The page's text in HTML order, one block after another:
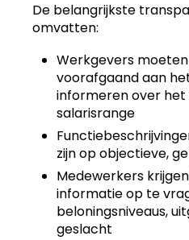
De belangrijkste
omvatten:
Werkgevers
voorafgaand aan
informeren over het
salarisrange
zijn op objectieve,
Medewerkers
informatie op te
beloningsniveaus,
geslacht